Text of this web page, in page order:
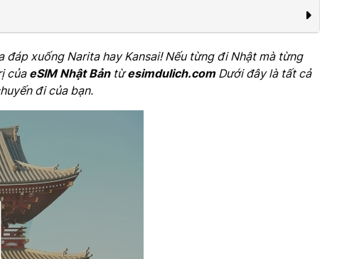
xuống Narita hay Kansai! Nếu từng đi Nhật mà từng
củaeSIM Nhật Bảntừesimdulich.comDưới đây là tất cả
đi của bạn.